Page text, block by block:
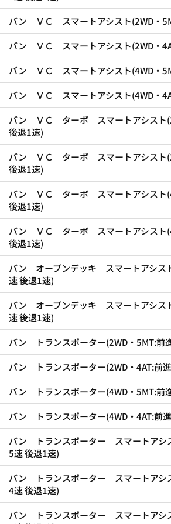
バン ＶＣ スマートアシスト(2WD・
バン ＶＣ スマートアシスト(2WD・
バン ＶＣ スマートアシスト(4WD・
バン ＶＣ スマートアシスト(4WD・
バン ＶＣ ターボ スマートアシスト
後退1速)
バン ＶＣ ターボ スマートアシスト
後退1速)
バン ＶＣ ターボ スマートアシスト
後退1速)
バン ＶＣ ターボ スマートアシスト
後退1速)
バン オープンデッキ スマートアシス
速 後退1速)
バン オープンデッキ スマートアシス
速 後退1速)
バン トランスポーター(2WD・5MT:前
バン トランスポーター(2WD・4AT:前
バン トランスポーター(4WD・5MT:前
バン トランスポーター(4WD・4AT:前
バン トランスポーター スマートアシ
5速 後退1速)
バン トランスポーター スマートアシ
4速 後退1速)
バン トランスポーター スマートアシ